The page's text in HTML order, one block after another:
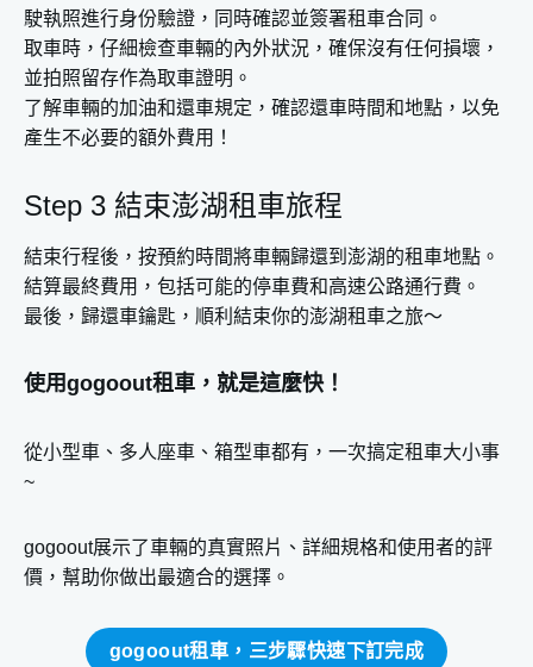
駛執照進行身份驗證，同時確認並簽署租車合同。
取車時，仔細檢查車輛的內外狀況，確保沒有任何損壞，
並拍照留存作為取車證明。
了解車輛的加油和還車規定，確認還車時間和地點，以免
產生不必要的額外費用！
Step 3 結束澎湖租車旅程
結束行程後，按預約時間將車輛歸還到澎湖的租車地點。
結算最終費用，包括可能的停車費和高速公路通行費。
最後，歸還車鑰匙，順利結束你的澎湖租車之旅～
使用gogoout租車，就是這麼快！
從小型車、多人座車、箱型車都有，一次搞定租車大小事
~
gogoout展示了車輛的真實照片、詳細規格和使用者的評
價，幫助你做出最適合的選擇。
gogoout租車，三步驟快速下訂完成